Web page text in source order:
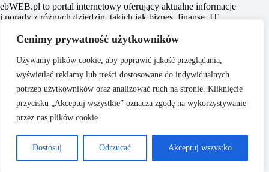
Cenimy prywatność użytkowników
Używamy plików cookie, aby poprawić jakość przeglądania,
wyświetlać reklamy lub treści dostosowane do indywidualnych
potrzeb użytkowników oraz analizować ruch na stronie. Kliknięcie
przycisku „Akceptuj wszystkie” oznacza zgodę na wykorzystywanie
przez nas plików cookie.
Dostosuj Odrzucać Akceptuj wszystko
​ebWEB.pl to portal internetowy oferujący aktualne informacje
i porady z różnych dziedzin, takich jak biznes, finanse, IT,
dostarczanie rzetelnych i inspirujących treści, które wspierają
poszerzają ich horyzonty.
Copyright © 2026 -
O nas
Polityka Prywatności